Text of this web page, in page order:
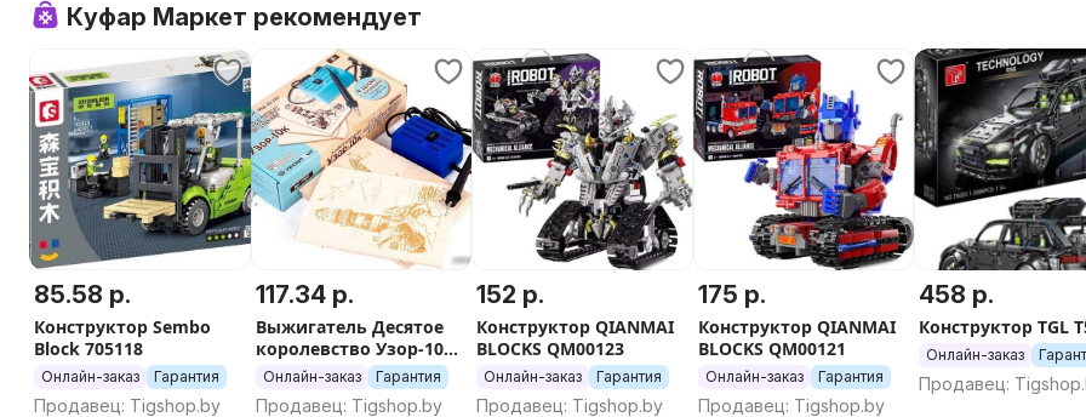
Куфар Маркет рекомендует
85.58 р.
Конструктор Sembo
Block 705118
Онлайн-заказ Гарантия
Продавец: Tigshop.by
117.34 р.
Выжигатель Десятое
королевство Узор-10к
(выжигатель и 8
Онлайн-заказ Гарантия
Продавец: Tigshop.by
152 р.
Конструктор QIANMAI
BLOCKS QM00123
Онлайн-заказ Гарантия
Продавец: Tigshop.by
175 р.
Конструктор QIANMAI
BLOCKS QM00121
Онлайн-заказ Гарантия
Продавец: Tigshop.by
458 р.
Конструктор TGL
Онлайн-заказ
Продавец: